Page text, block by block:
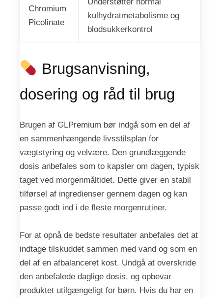
Chromium
Picolinate
kulhydratmetabolisme og
blodsukkerkontrol
Brugsanvisning,
dosering og råd til brug
Brugen af GLPremium bør indgå som en del af
en sammenhængende livsstilsplan for
vægtstyring og velvære. Den grundlæggende
dosis anbefales som to kapsler om dagen, typisk
taget ved morgenmåltidet. Dette giver en stabil
tilførsel af ingredienser gennem dagen og kan
passe godt ind i de fleste morgenrutiner.
For at opnå de bedste resultater anbefales det at
indtage tilskuddet sammen med vand og som en
del af en afbalanceret kost. Undgå at overskride
den anbefalede daglige dosis, og opbevar
produktet utilgængeligt for børn. Hvis du har en